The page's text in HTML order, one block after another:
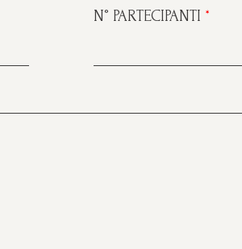
N° PARTECIPANTI *